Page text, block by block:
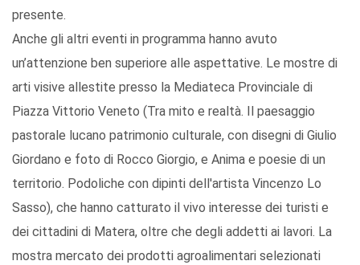
presente.
Anche gli altri eventi in programma hanno avuto
un’attenzione ben superiore alle aspettative. Le mostre di
arti visive allestite presso la Mediateca Provinciale di
Piazza Vittorio Veneto (Tra mito e realtà. Il paesaggio
pastorale lucano patrimonio culturale, con disegni di Giulio
Giordano e foto di Rocco Giorgio, e Anima e poesie di un
territorio. Podoliche con dipinti dell'artista Vincenzo Lo
Sasso), che hanno catturato il vivo interesse dei turisti e
dei cittadini di Matera, oltre che degli addetti ai lavori. La
mostra mercato dei prodotti agroalimentari selezionati